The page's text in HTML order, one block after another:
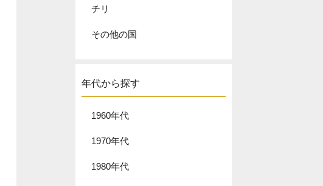
チリ
その他の国
年代から探す
1960年代
1970年代
1980年代